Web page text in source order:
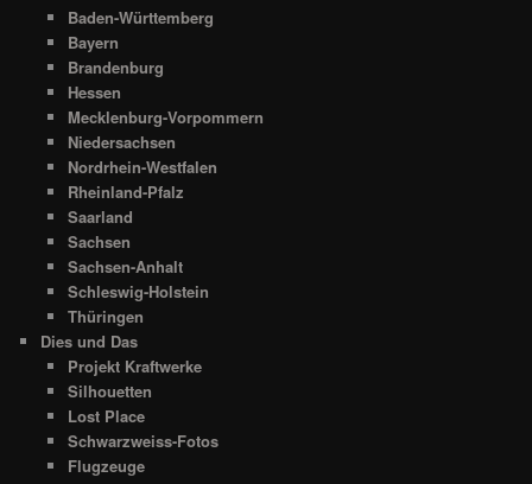
Baden-Württemberg
Bayern
Brandenburg
Hessen
Mecklenburg-Vorpommern
Niedersachsen
Nordrhein-Westfalen
Rheinland-Pfalz
Saarland
Sachsen
Sachsen-Anhalt
Schleswig-Holstein
Thüringen
Dies und Das
Projekt Kraftwerke
Silhouetten
Lost Place
Schwarzweiss-Fotos
Flugzeuge